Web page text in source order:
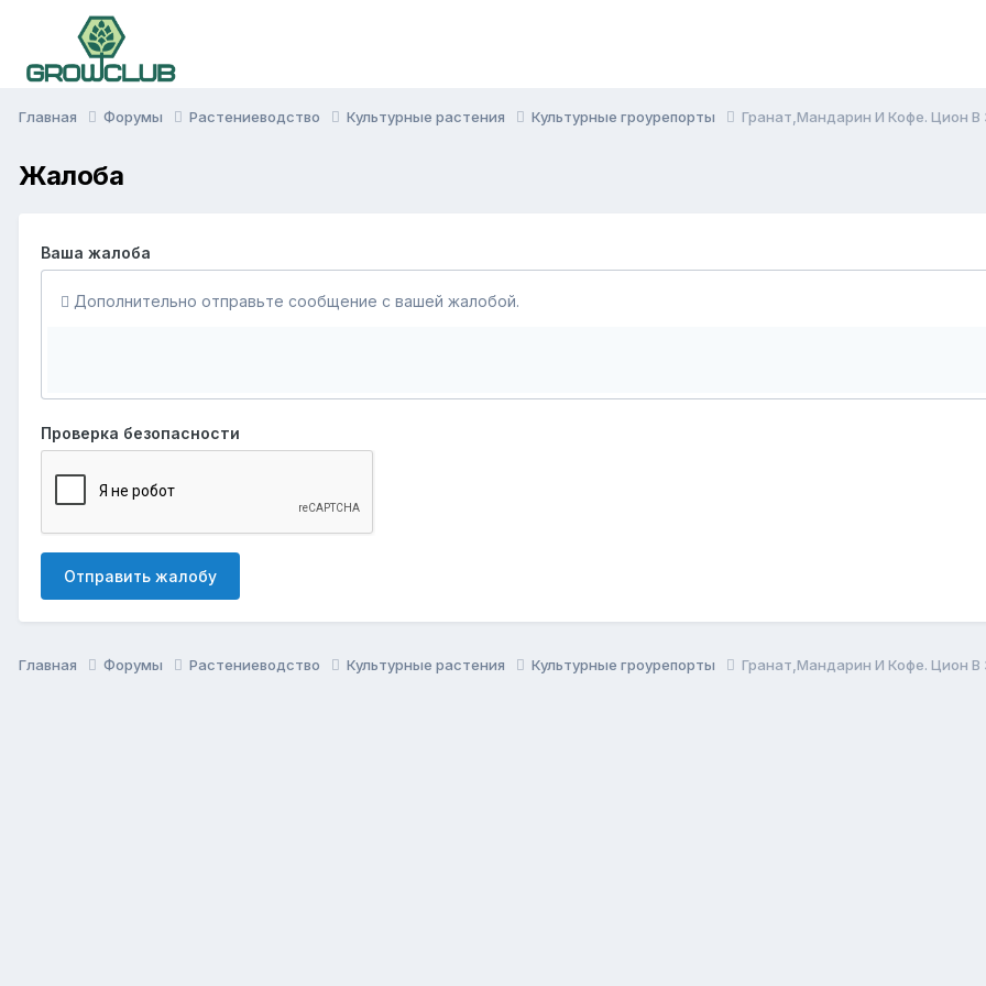
Главная Форумы Растениеводство Культурные растения Культурные гроурепорты Гранат,Мандарин И Кофе. Цион В
Жалоба
Ваша жалоба
Дополнительно отправьте сообщение с вашей жалобой.
Проверка безопасности
Отправить жалобу
Главная Форумы Растениеводство Культурные растения Культурные гроурепорты Гранат,Мандарин И Кофе. Цион В